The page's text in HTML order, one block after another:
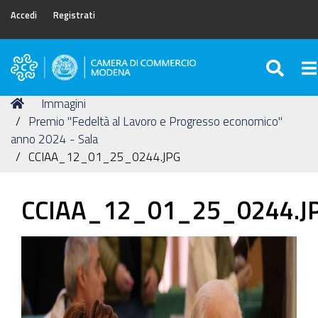
Accedi Registrati
Camera
Commercio
di
Modena
Tu
sei
qui:
Home
Immagini
Premio "Fedeltà al Lavoro e Progresso economico"
anno 2024 - Sala
CCIAA_12_01_25_0244.JPG